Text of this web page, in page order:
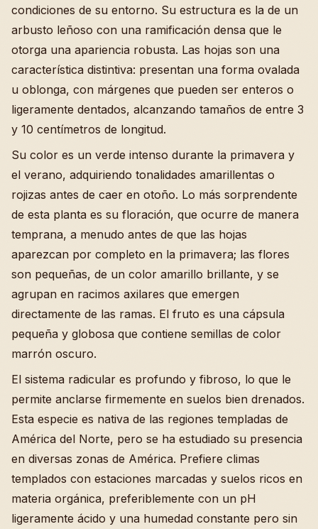
condiciones de su entorno. Su estructura es la de un
arbusto leñoso con una ramificación densa que le
otorga una apariencia robusta. Las hojas son una
característica distintiva: presentan una forma ovalada
u oblonga, con márgenes que pueden ser enteros o
ligeramente dentados, alcanzando tamaños de entre 3
y 10 centímetros de longitud.
Su color es un verde intenso durante la primavera y
el verano, adquiriendo tonalidades amarillentas o
rojizas antes de caer en otoño. Lo más sorprendente
de esta planta es su floración, que ocurre de manera
temprana, a menudo antes de que las hojas
aparezcan por completo en la primavera; las flores
son pequeñas, de un color amarillo brillante, y se
agrupan en racimos axilares que emergen
directamente de las ramas. El fruto es una cápsula
pequeña y globosa que contiene semillas de color
marrón oscuro.
El sistema radicular es profundo y fibroso, lo que le
permite anclarse firmemente en suelos bien drenados.
Esta especie es nativa de las regiones templadas de
América del Norte, pero se ha estudiado su presencia
en diversas zonas de América. Prefiere climas
templados con estaciones marcadas y suelos ricos en
materia orgánica, preferiblemente con un pH
ligeramente ácido y una humedad constante pero sin